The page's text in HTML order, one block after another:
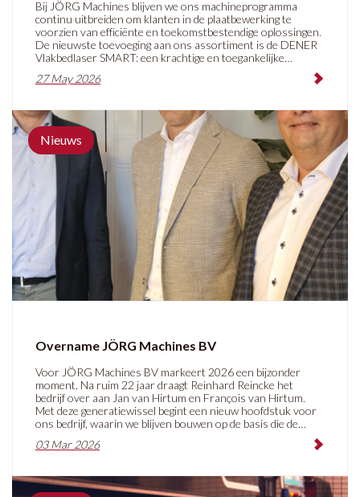
Bij JÖRG Machines blijven we ons machineprogramma
continu uitbreiden om klanten in de plaatbewerking te
voorzien van efficiënte en toekomstbestendige oplossingen.
De nieuwste toevoeging aan ons assortiment is de DENER
Vlakbedlaser SMART: een krachtige en toegankelijke
27 May 2026
Nieuws
Overname JÖRG Machines BV
Voor JÖRG Machines BV markeert 2026 een bijzonder
moment. Na ruim 22 jaar draagt Reinhard Reincke het
bedrijf over aan Jan van Hirtum en François van Hirtum.
Met deze generatiewissel begint een nieuw hoofdstuk voor
ons bedrijf, waarin we blijven bouwen op de basis die de
betrouwbaarheid en een sterke focus op onze klanten.
03 Mar 2026